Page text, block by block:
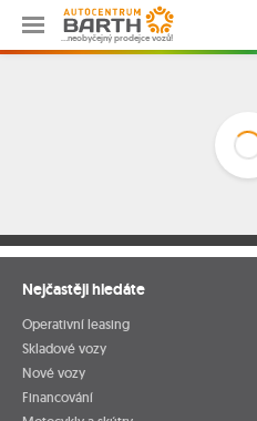
…neobyčejný prodejce vozů!
Nejčastěji hledáte
Operativní leasing
Skladové vozy
Nové vozy
Financování